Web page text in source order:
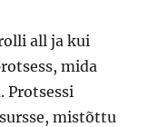
all ja kui
mida
Protsessi
mistõttu